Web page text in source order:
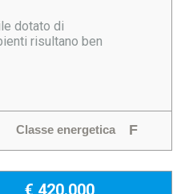
dotato di
risultano ben
Classe energetica F
€ 420.000